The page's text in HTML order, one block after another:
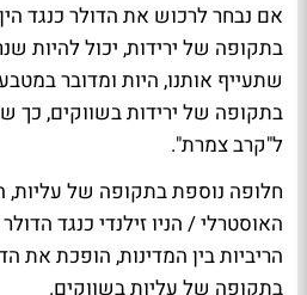
אם נבחר לרכוש את הדולר כנגד
בתקופה של ירידות, יכול להיות
שתעייף אותנו, היות ומדובר
בתקופה של ירידות בשווקים, כך
ל"קרב צמרת".
חלופה נוספת בתקופה של עליות,
האוסטרלי / הניו זילנדי כנגד
הריביות בין המדינות, הופכת את
בתקופה של עליות בשווקים.